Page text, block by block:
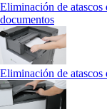
Eliminación de atascos
documentos
Eliminación de